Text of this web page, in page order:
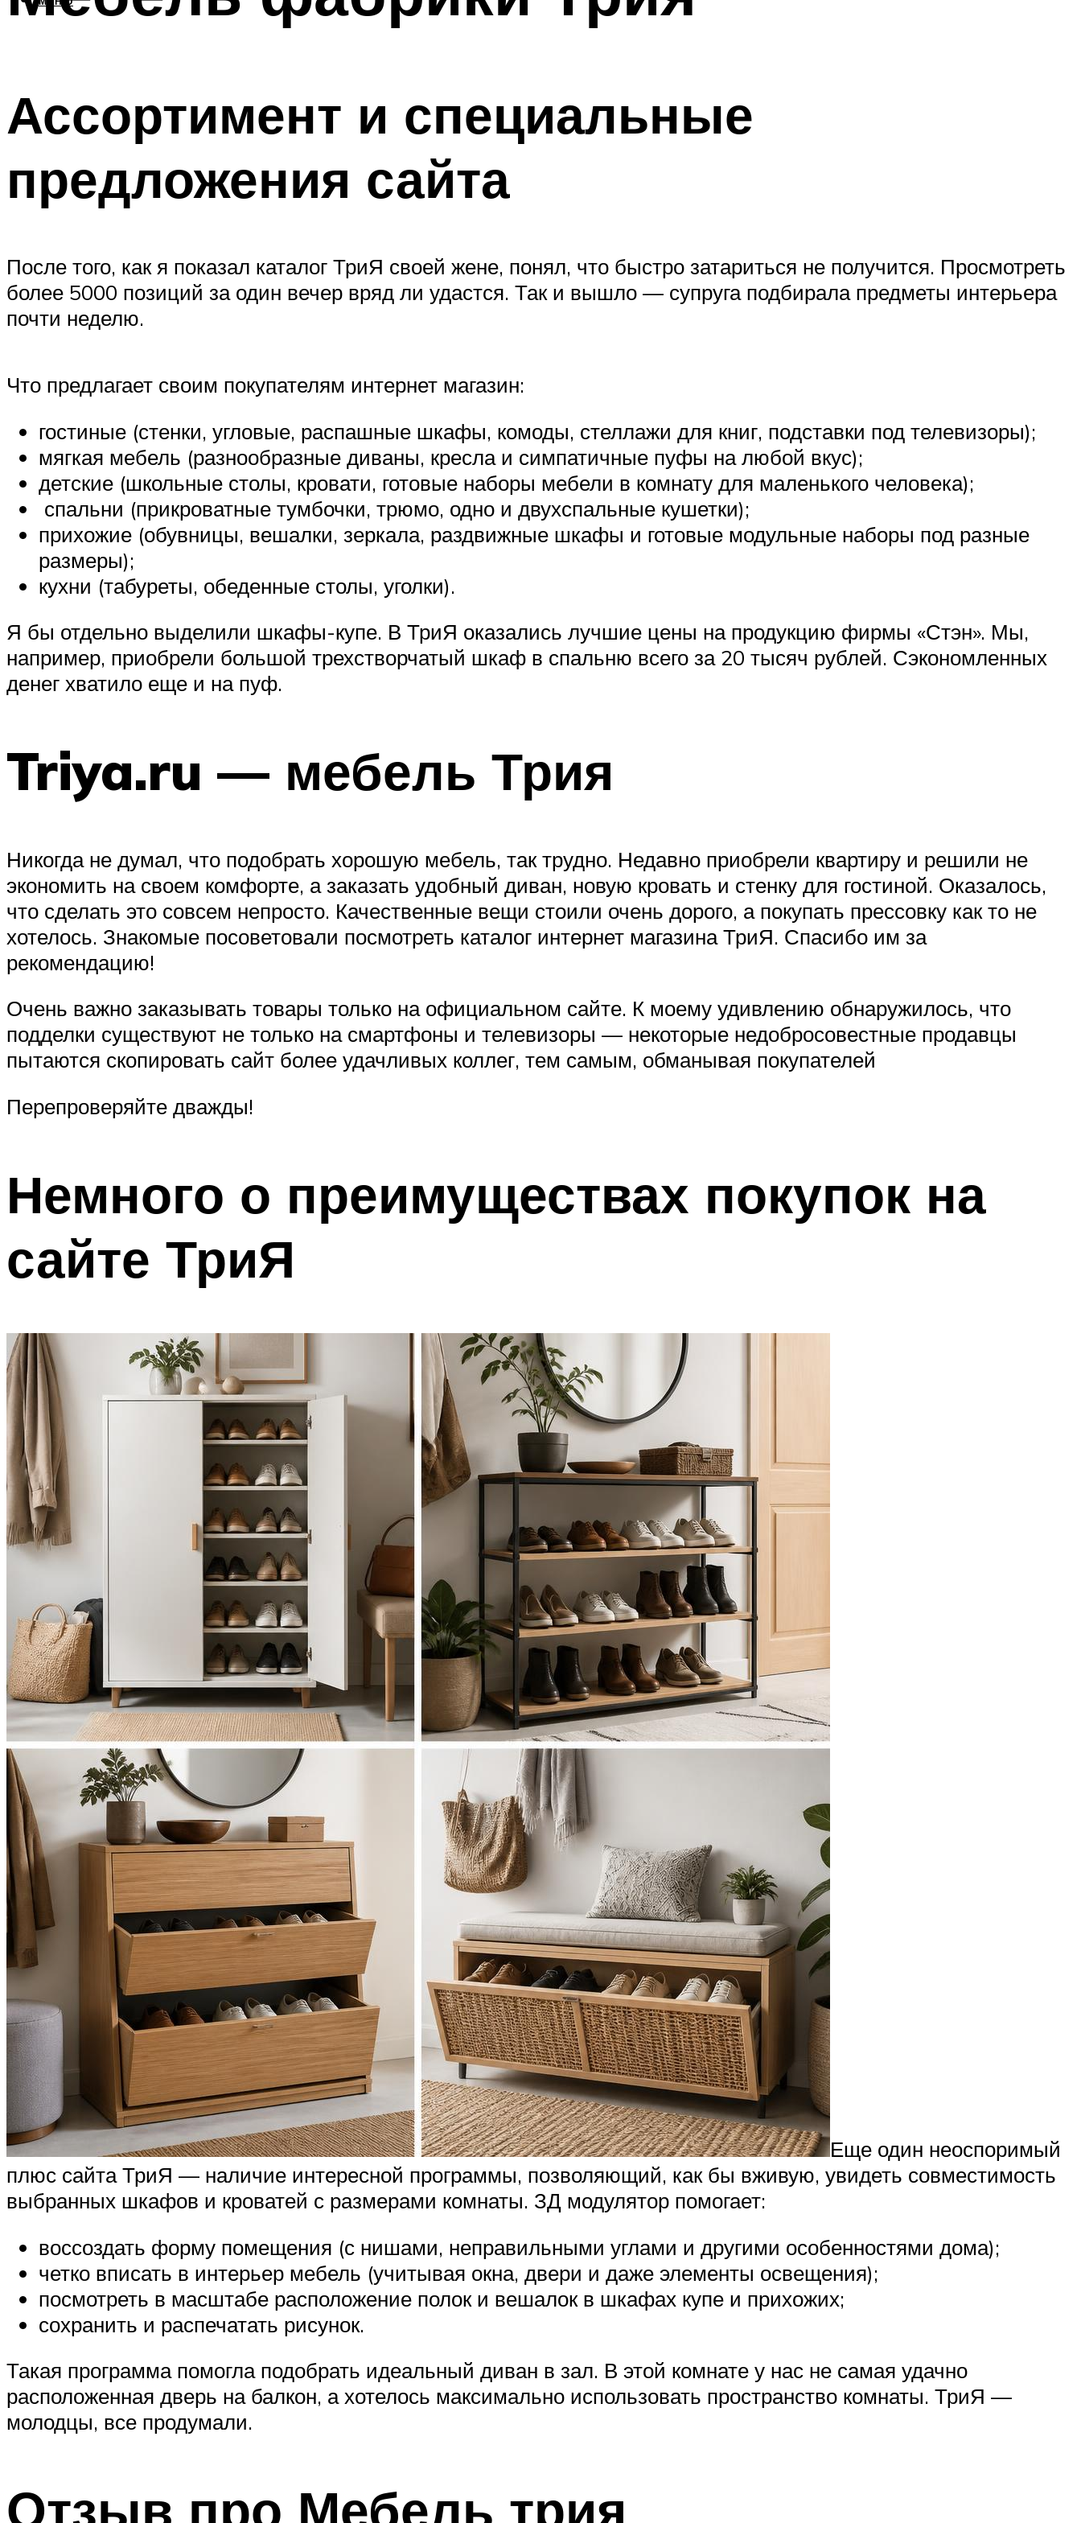
Ассортимент и специальные
предложения сайта
После того, как я показал каталог ТриЯ своей жене, понял, что быстро затариться не получится. Просмотреть
более 5000 позиций за один вечер вряд ли удастся. Так и вышло — супруга подбирала предметы интерьера
почти неделю.
Что предлагает своим покупателям интернет магазин:
гостиные (стенки, угловые, распашные шкафы, комоды, стеллажи для книг, подставки под телевизоры);
мягкая мебель (разнообразные диваны, кресла и симпатичные пуфы на любой вкус);
детские (школьные столы, кровати, готовые наборы мебели в комнату для маленького человека);
спальни (прикроватные тумбочки, трюмо, одно и двухспальные кушетки);
прихожие (обувницы, вешалки, зеркала, раздвижные шкафы и готовые модульные наборы под разные
размеры);
кухни (табуреты, обеденные столы, уголки).
Я бы отдельно выделили шкафы-купе. В ТриЯ оказались лучшие цены на продукцию фирмы «Стэн». Мы,
например, приобрели большой трехстворчатый шкаф в спальню всего за 20 тысяч рублей. Сэкономленных
денег хватило еще и на пуф.
Triya.ru — мебель Трия
Никогда не думал, что подобрать хорошую мебель, так трудно. Недавно приобрели квартиру и решили не
экономить на своем комфорте, а заказать удобный диван, новую кровать и стенку для гостиной. Оказалось,
что сделать это совсем непросто. Качественные вещи стоили очень дорого, а покупать прессовку как то не
хотелось. Знакомые посоветовали посмотреть каталог интернет магазина ТриЯ. Спасибо им за
рекомендацию!
Очень важно заказывать товары только на официальном сайте. К моему удивлению обнаружилось, что
подделки существуют не только на смартфоны и телевизоры — некоторые недобросовестные продавцы
пытаются скопировать сайт более удачливых коллег, тем самым, обманывая покупателей
Перепроверяйте дважды!
Немного о преимуществах покупок на
сайте ТриЯ
Еще один неоспоримый
плюс сайта ТриЯ — наличие интересной программы, позволяющий, как бы вживую, увидеть совместимость
выбранных шкафов и кроватей с размерами комнаты. ЗД модулятор помогает:
воссоздать форму помещения (с нишами, неправильными углами и другими особенностями дома);
четко вписать в интерьер мебель (учитывая окна, двери и даже элементы освещения);
посмотреть в масштабе расположение полок и вешалок в шкафах купе и прихожих;
сохранить и распечатать рисунок.
Такая программа помогла подобрать идеальный диван в зал. В этой комнате у нас не самая удачно
расположенная дверь на балкон, а хотелось максимально использовать пространство комнаты. ТриЯ —
молодцы, все продумали.
Отзыв про Мебель трия